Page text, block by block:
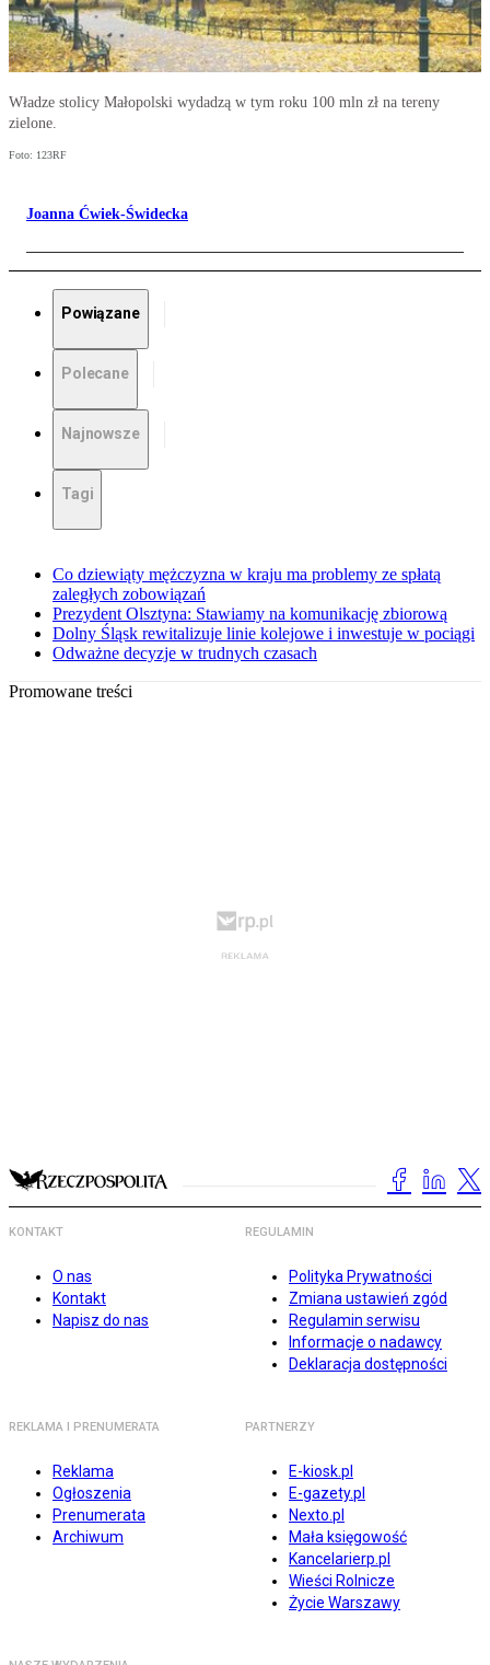
Władze stolicy Małopolski wydadzą w tym roku 100 mln zł na tereny
zielone.
Foto: 123RF
Joanna Ćwiek-Świdecka
Powiązane
Polecane
Najnowsze
Tagi
Co dziewiąty mężczyzna w kraju ma problemy ze spłatą
zaległych zobowiązań
Prezydent Olsztyna: Stawiamy na komunikację zbiorową
Dolny Śląsk rewitalizuje linie kolejowe i inwestuje w pociągi
Odważne decyzje w trudnych czasach
Promowane treści
KONTAKT
O nas
Kontakt
Napisz do nas
REGULAMIN
Polityka Prywatności
Zmiana ustawień zgód
Regulamin serwisu
Informacje o nadawcy
Deklaracja dostępności
REKLAMA I PRENUMERATA
Reklama
Ogłoszenia
Prenumerata
Archiwum
PARTNERZY
E-kiosk.pl
E-gazety.pl
Nexto.pl
Mała księgowość
Kancelarierp.pl
Wieści Rolnicze
Życie Warszawy